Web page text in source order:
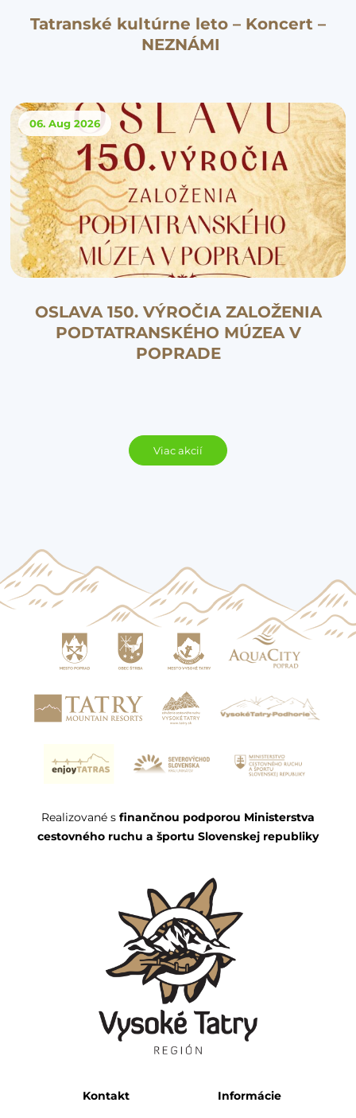
Tatranské kultúrne leto – Koncert –
NEZNÁMI
06. Aug 2026
OSLAVA 150. VÝROČIA ZALOŽENIA
PODTATRANSKÉHO MÚZEA V
POPRADE
Viac akcií
Realizované s finančnou podporou Ministerstva
cestovného ruchu a športu Slovenskej republiky
Kontakt Informácie